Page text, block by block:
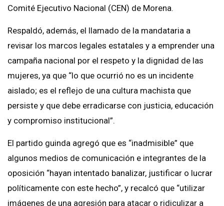
Comité Ejecutivo Nacional (CEN) de Morena.
Respaldó, además, el llamado de la mandataria a
revisar los marcos legales estatales y a emprender una
campaña nacional por el respeto y la dignidad de las
mujeres, ya que “lo que ocurrió no es un incidente
aislado; es el reflejo de una cultura machista que
persiste y que debe erradicarse con justicia, educación
y compromiso institucional”.
El partido guinda agregó que es “inadmisible” que
algunos medios de comunicación e integrantes de la
oposición “hayan intentado banalizar, justificar o lucrar
políticamente con este hecho”, y recalcó que “utilizar
imágenes de una agresión para atacar o ridiculizar a